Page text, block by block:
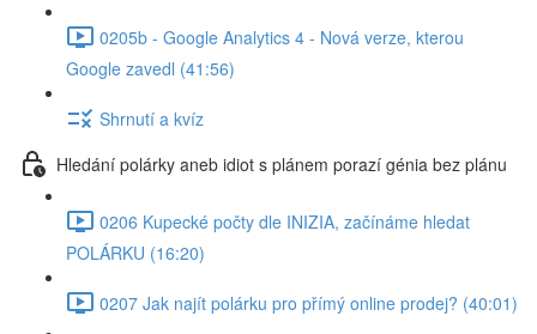
0205b - Google Analytics 4 - Nová verze, kterou
Google zavedl (41:56)
Shrnutí a kvíz
Hledání polárky aneb idiot s plánem porazí génia bez plánu
0206 Kupecké počty dle INIZIA, začínáme hledat
POLÁRKU (16:20)
0207 Jak najít polárku pro přímý online prodej? (40:01)